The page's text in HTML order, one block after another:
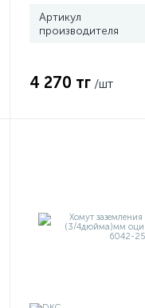
Артикул
производителя
4 270 тг /шт